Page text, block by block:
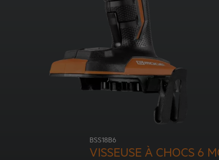
BSS18B6
VISSEUSE À CHOCS 6